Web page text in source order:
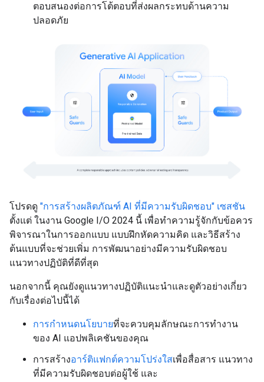
ตอบสนองต่อการโต้ตอบที่ส่งผลกระทบด้านความ
ปลอดภัย
โปรดดู "การสร้างผลิตภัณฑ์ AI ที่มีความรับผิดชอบ" เซสชัน
ตั้งแต่ ในงาน Google I/O 2024 นี้ เพื่อทำความรู้จักกับข้อควร
พิจารณาในการออกแบบ แบบฝึกหัดความคิด และวิธีสร้าง
ต้นแบบที่จะช่วยเพิ่ม การพัฒนาอย่างมีความรับผิดชอบ
แนวทางปฏิบัติที่ดีที่สุด
นอกจากนี้ คุณยังดูแนวทางปฏิบัติแนะนำและดูตัวอย่างเกี่ยว
กับเรื่องต่อไปนี้ได้
การกำหนดนโยบายที่จะควบคุมลักษณะการทำงาน
ของ AI แอปพลิเคชันของคุณ
การสร้างอาร์ติแฟกต์ความโปร่งใสเพื่อสื่อสาร แนวทาง
ที่มีความรับผิดชอบต่อผู้ใช้ และ